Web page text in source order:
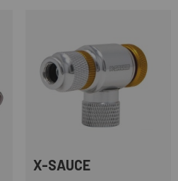
X-SAUCE